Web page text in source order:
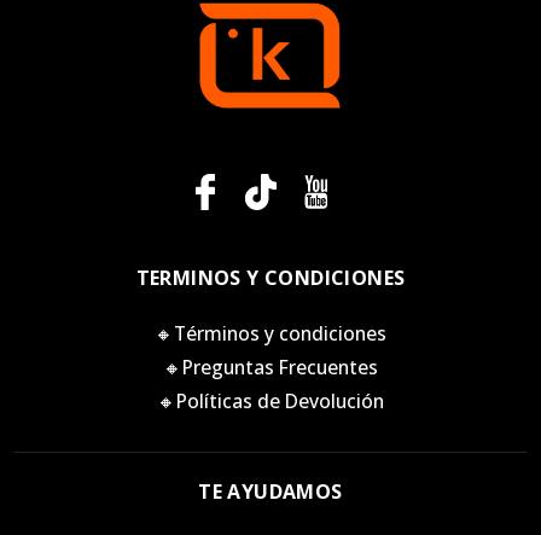
TERMINOS Y CONDICIONES
🔸Términos y condiciones
🔸Preguntas Frecuentes
🔸Políticas de Devolución
TE AYUDAMOS